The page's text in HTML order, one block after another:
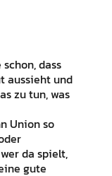
dass
aussieht und
zu tun, was
Union so
da spielt,
gute